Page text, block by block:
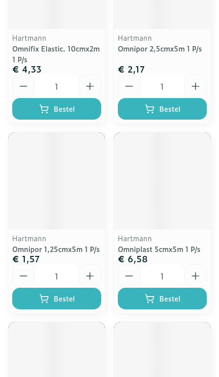
Hartmann
Omnifix Elastic. 10cmx2m
1 P/s
€ 4,33
Bestel
Hartmann
Omnipor 2,5cmx5m 1 P/s
€ 2,17
Bestel
Hartmann
Omnipor 1,25cmx5m 1 P/s
€ 1,57
Bestel
Hartmann
Omniplast 5cmx5m 1 P/s
€ 6,58
Bestel